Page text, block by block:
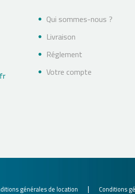
Qui sommes-nous ?
Livraison
Réglement
Votre compte
générales de location | Conditions